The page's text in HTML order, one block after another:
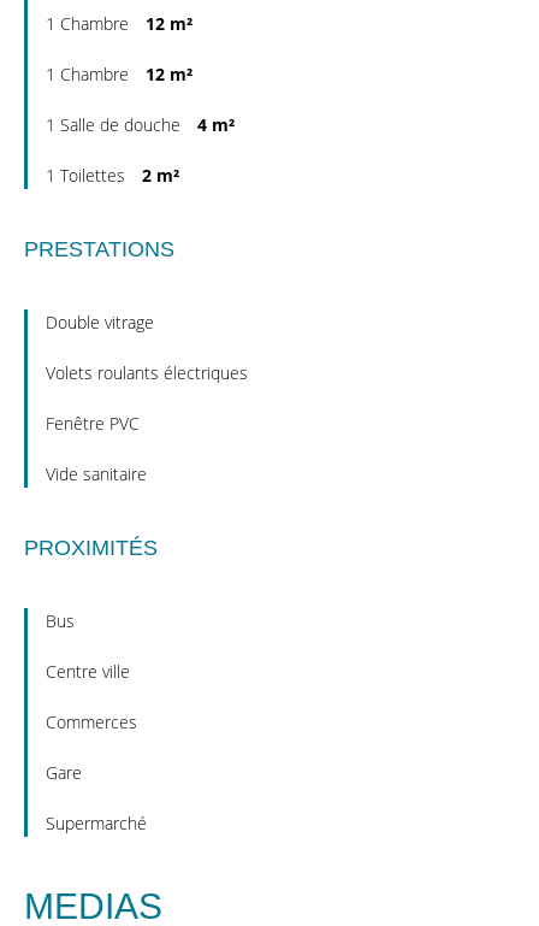
1 Chambre 12 m²
1 Chambre 12 m²
1 Salle de douche 4 m²
1 Toilettes 2 m²
PRESTATIONS
Double vitrage
Volets roulants électriques
Fenêtre PVC
Vide sanitaire
PROXIMITÉS
Bus
Centre ville
Commerces
Gare
Supermarché
MEDIAS